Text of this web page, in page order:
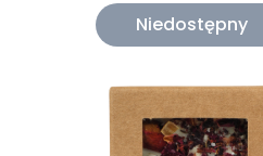
Niedostępny